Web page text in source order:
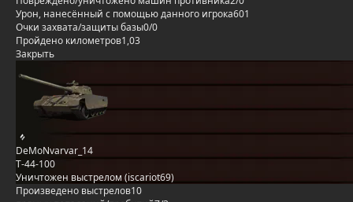
Урон, нанесённый с помощью данного игрока601
Очки захвата/защиты базы0/0
Пройдено километров1,03
Закрыть
DeMoNvarvar_14
Т-44-100
Уничтожен выстрелом (iscariot69)
Произведено выстрелов10